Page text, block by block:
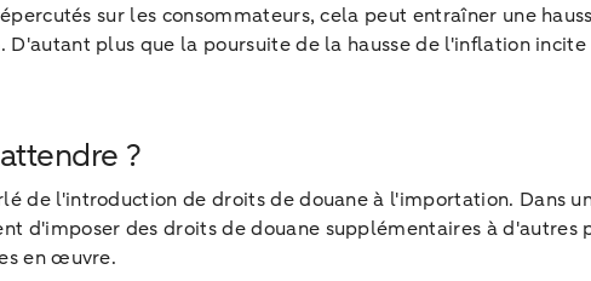
sur les consommateurs, cela peut entraîner une
plus que la poursuite de la hausse de l'inflation
?
de l'introduction de droits de douane à l'importation. Dans
d'imposer des droits de douane supplémentaires à
en œuvre.